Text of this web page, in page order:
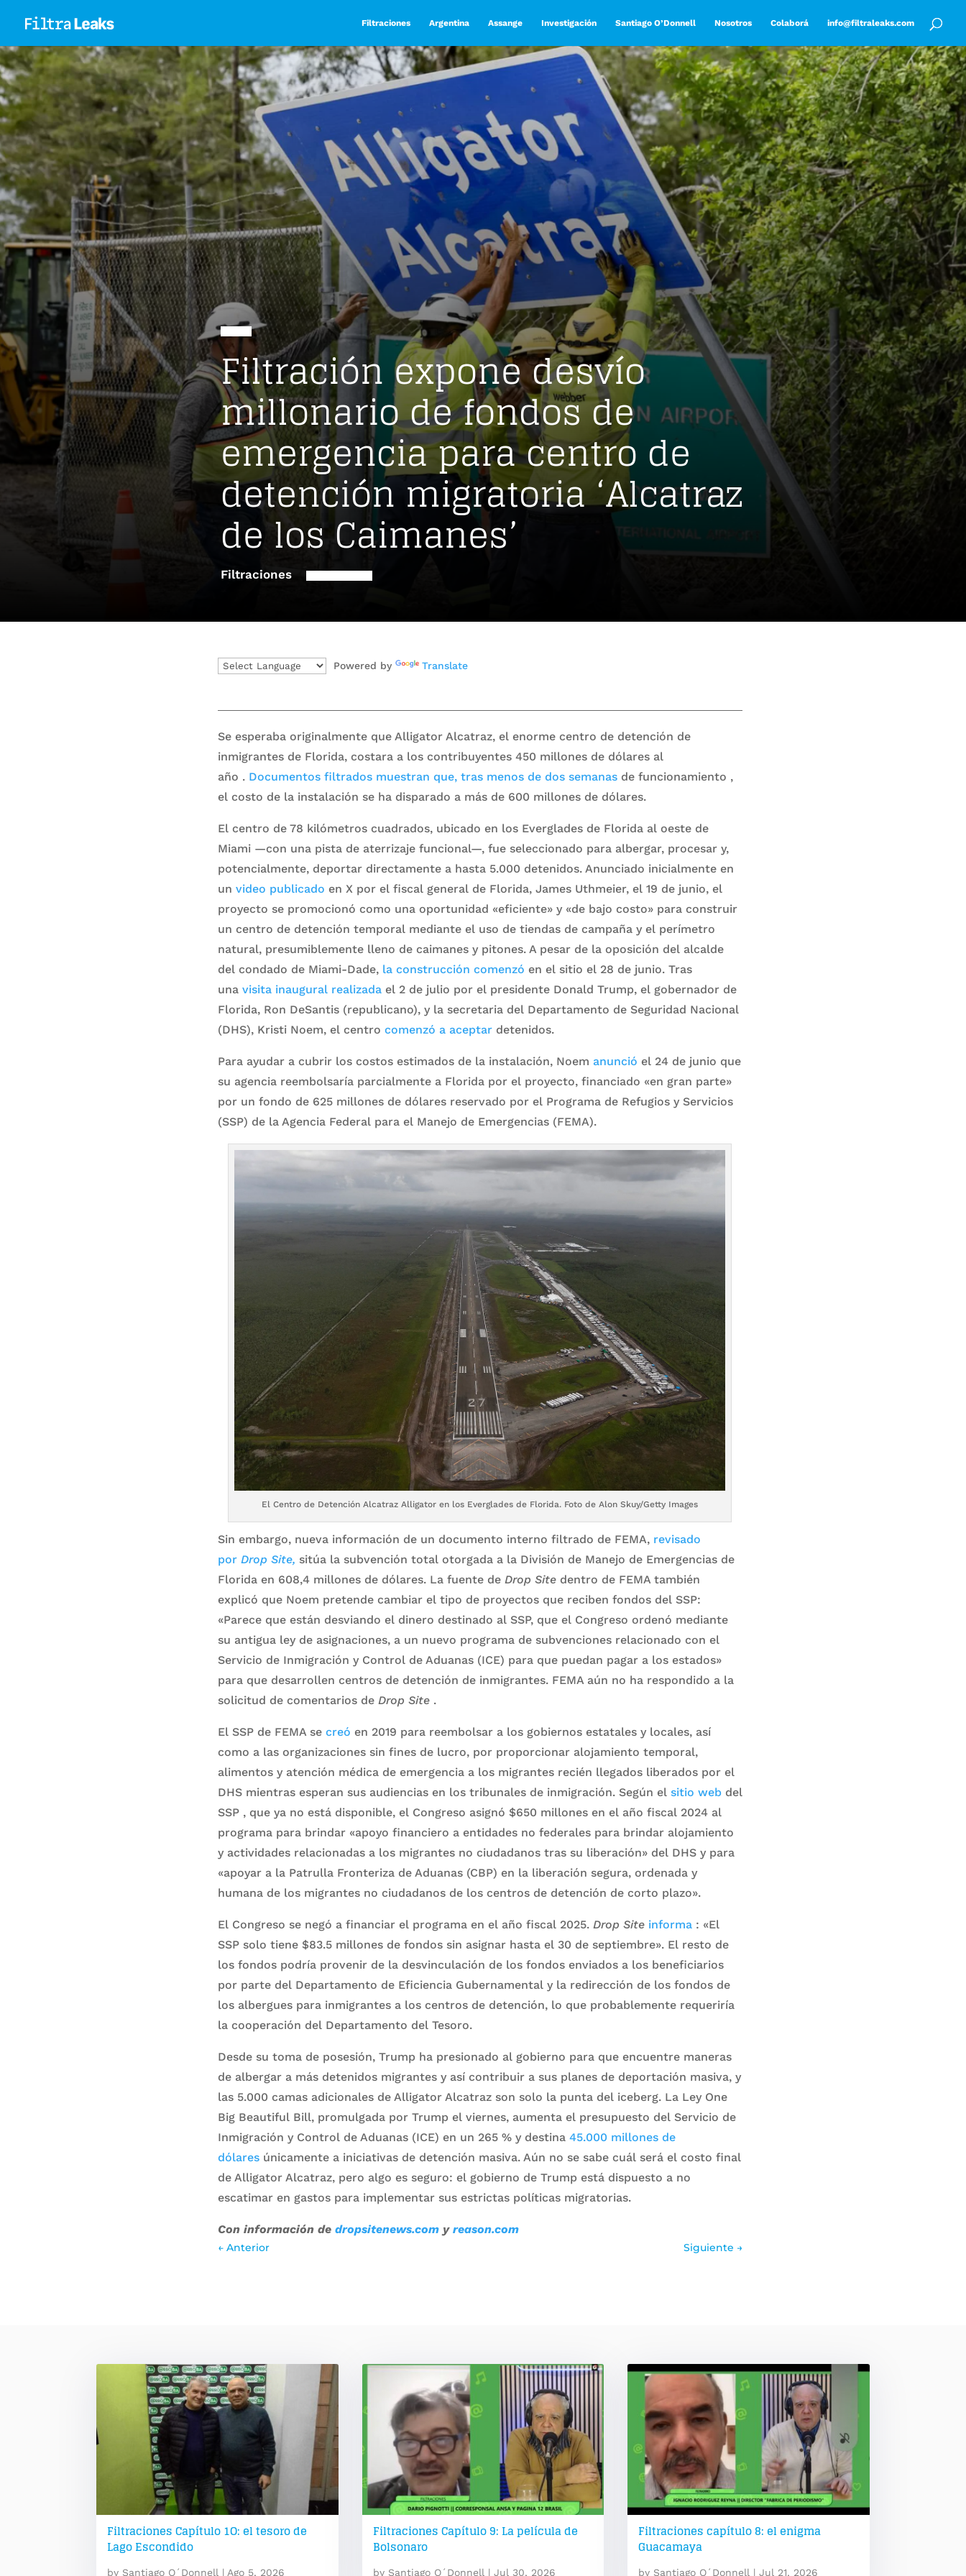
Filtraciones Argentina Assange Investigación Santiago O’Donnell Nosotros Colaborá info@filtraleaks.com
Filtración expone desvío
millonario de fondos de
emergencia para centro de
detención migratoria ‘Alcatraz
de los Caimanes’
Filtraciones
Powered by Translate
Se esperaba originalmente que Alligator Alcatraz, el enorme centro de detención de
inmigrantes de Florida, costara a los contribuyentes 450 millones de dólares al
año . Documentos filtrados muestran que, tras menos de dos semanasde funcionamiento ,
el costo de la instalación se ha disparado a más de 600 millones de dólares.
El centro de 78 kilómetros cuadrados, ubicado en los Everglades de Florida al oeste de
Miami —con una pista de aterrizaje funcional—, fue seleccionado para albergar, procesar y,
potencialmente, deportar directamente a hasta 5.000 detenidos. Anunciado inicialmente en
un video publicado en X por el fiscal general de Florida, James Uthmeier, el 19 de junio, el
proyecto se promocionó como una oportunidad «eficiente» y «de bajo costo» para construir
un centro de detención temporal mediante el uso de tiendas de campaña y el perímetro
natural, presumiblemente lleno de caimanes y pitones. A pesar de la oposición del alcalde
del condado de Miami-Dade, la construcción comenzó en el sitio el 28 de junio. Tras
una visita inaugural realizadael 2 de julio por el presidente Donald Trump, el gobernador de
Florida, Ron DeSantis (republicano), y la secretaria del Departamento de Seguridad Nacional
(DHS), Kristi Noem, el centro comenzó a aceptardetenidos.
Para ayudar a cubrir los costos estimados de la instalación, Noem anunció el 24 de junio que
su agencia reembolsaría parcialmente a Florida por el proyecto, financiado «en gran parte»
por un fondo de 625 millones de dólares reservado por el Programa de Refugios y Servicios
(SSP) de la Agencia Federal para el Manejo de Emergencias (FEMA).
El Centro de Detención Alcatraz Alligator en los Everglades de Florida. Foto de Alon Skuy/Getty Images
Sin embargo, nueva información de un documento interno filtrado de FEMA, revisado
por Drop Site, sitúa la subvención total otorgada a la División de Manejo de Emergencias de
Florida en 608,4 millones de dólares. La fuente de Drop Sitedentro de FEMA también
explicó que Noem pretende cambiar el tipo de proyectos que reciben fondos del SSP:
«Parece que están desviando el dinero destinado al SSP, que el Congreso ordenó mediante
su antigua ley de asignaciones, a un nuevo programa de subvenciones relacionado con el
Servicio de Inmigración y Control de Aduanas (ICE) para que puedan pagar a los estados»
para que desarrollen centros de detención de inmigrantes. FEMA aún no ha respondido a la
solicitud de comentarios de Drop Site.
El SSP de FEMA se creó en 2019 para reembolsar a los gobiernos estatales y locales, así
como a las organizaciones sin fines de lucro, por proporcionar alojamiento temporal,
alimentos y atención médica de emergencia a los migrantes recién llegados liberados por el
DHS mientras esperan sus audiencias en los tribunales de inmigración. Según el sitio webdel
SSP , que ya no está disponible, el Congreso asignó $650 millones en el año fiscal 2024 al
programa para brindar «apoyo financiero a entidades no federales para brindar alojamiento
y actividades relacionadas a los migrantes no ciudadanos tras su liberación» del DHS y para
«apoyar a la Patrulla Fronteriza de Aduanas (CBP) en la liberación segura, ordenada y
humana de los migrantes no ciudadanos de los centros de detención de corto plazo».
El Congreso se negó a financiar el programa en el año fiscal 2025. Drop Site informa: «El
SSP solo tiene $83.5 millones de fondos sin asignar hasta el 30 de septiembre». El resto de
los fondos podría provenir de la desvinculación de los fondos enviados a los beneficiarios
por parte del Departamento de Eficiencia Gubernamental y la redirección de los fondos de
los albergues para inmigrantes a los centros de detención, lo que probablemente requeriría
la cooperación del Departamento del Tesoro.
Desde su toma de posesión, Trump ha presionado al gobierno para que encuentre maneras
de albergar a más detenidos migrantes y así contribuir a sus planes de deportación masiva, y
las 5.000 camas adicionales de Alligator Alcatraz son solo la punta del iceberg. La Ley One
Big Beautiful Bill, promulgada por Trump el viernes, aumenta el presupuesto del Servicio de
Inmigración y Control de Aduanas (ICE) en un 265 % y destina 45.000 millones de
dólaresúnicamente a iniciativas de detención masiva. Aún no se sabe cuál será el costo final
de Alligator Alcatraz, pero algo es seguro: el gobierno de Trump está dispuesto a no
escatimar en gastos para implementar sus estrictas políticas migratorias.
Con información de dropsitenews.comy reason.com
← Anterior Siguiente →
Filtraciones Capítulo 1O: el tesoro de
Lago Escondido
by Santiago O´Donnell | Ago 5, 2026
Filtraciones Capítulo 9: La película de
Bolsonaro
by Santiago O´Donnell | Jul 30, 2026
Filtraciones capítulo 8: el enigma
Guacamaya
by Santiago O´Donnell | Jul 21, 2026